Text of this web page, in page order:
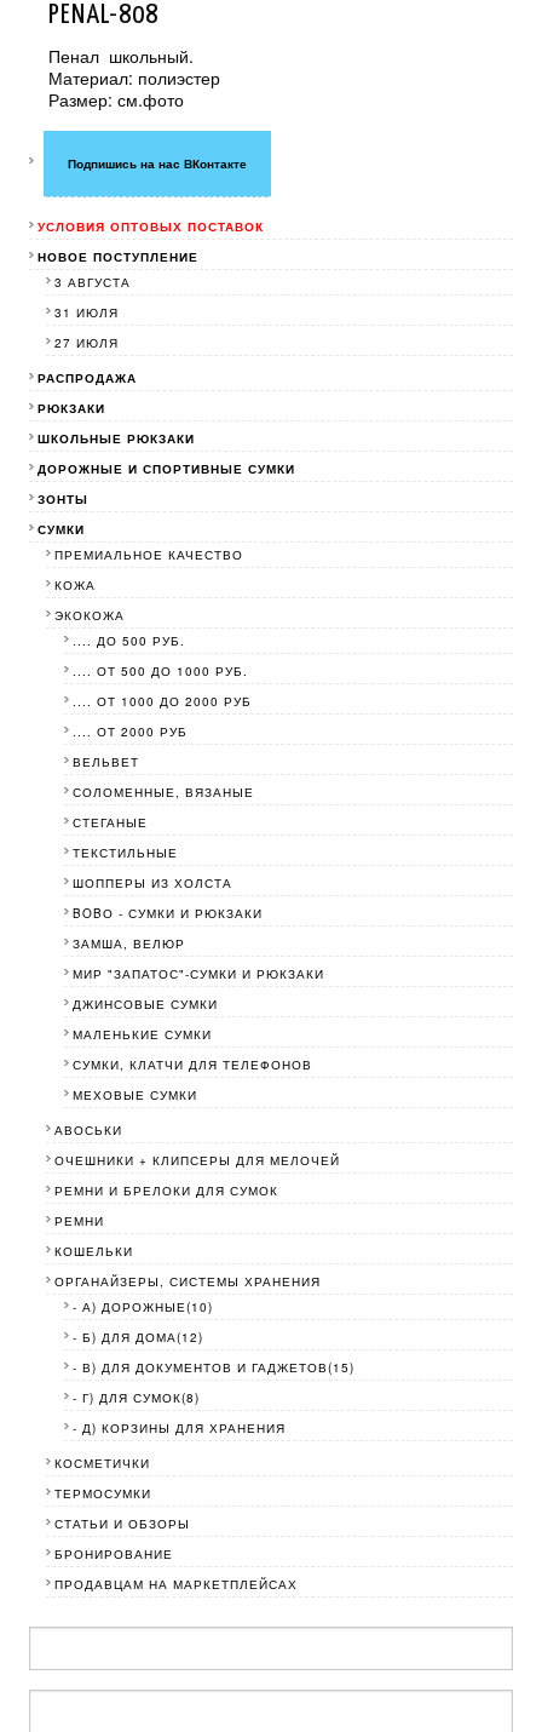
PENAL-808
Пенал школьный.
Материал: полиэстер
Размер: см.фото
Подпишись на нас ВКонтакте
УСЛОВИЯ ОПТОВЫХ ПОСТАВОК
НОВОЕ ПОСТУПЛЕНИЕ
3 АВГУСТА
31 ИЮЛЯ
27 ИЮЛЯ
РАСПРОДАЖА
РЮКЗАКИ
ШКОЛЬНЫЕ РЮКЗАКИ
ДОРОЖНЫЕ И СПОРТИВНЫЕ СУМКИ
ЗОНТЫ
СУМКИ
ПРЕМИАЛЬНОЕ КАЧЕСТВО
КОЖА
ЭКОКОЖА
.... ДО 500 РУБ.
.... ОТ 500 ДО 1000 РУБ.
.... ОТ 1000 ДО 2000 РУБ
.... ОТ 2000 РУБ
ВЕЛЬВЕТ
СОЛОМЕННЫЕ, ВЯЗАНЫЕ
СТЕГАНЫЕ
ТЕКСТИЛЬНЫЕ
ШОППЕРЫ ИЗ ХОЛСТА
BOBО - СУМКИ И РЮКЗАКИ
ЗАМША, ВЕЛЮР
МИР "ЗАПАТОС"-СУМКИ И РЮКЗАКИ
ДЖИНСОВЫЕ СУМКИ
МАЛЕНЬКИЕ СУМКИ
СУМКИ, КЛАТЧИ ДЛЯ ТЕЛЕФОНОВ
МЕХОВЫЕ СУМКИ
АВОСЬКИ
ОЧЕШНИКИ + КЛИПСЕРЫ ДЛЯ МЕЛОЧЕЙ
РЕМНИ И БРЕЛОКИ ДЛЯ СУМОК
РЕМНИ
КОШЕЛЬКИ
ОРГАНАЙЗЕРЫ, СИСТЕМЫ ХРАНЕНИЯ
- А) ДОРОЖНЫЕ(10)
- Б) ДЛЯ ДОМА(12)
- В) ДЛЯ ДОКУМЕНТОВ И ГАДЖЕТОВ(15)
- Г) ДЛЯ СУМОК(8)
- Д) КОРЗИНЫ ДЛЯ ХРАНЕНИЯ
КОСМЕТИЧКИ
ТЕРМОСУМКИ
СТАТЬИ И ОБЗОРЫ
БРОНИРОВАНИЕ
ПРОДАВЦАМ НА МАРКЕТПЛЕЙСАХ